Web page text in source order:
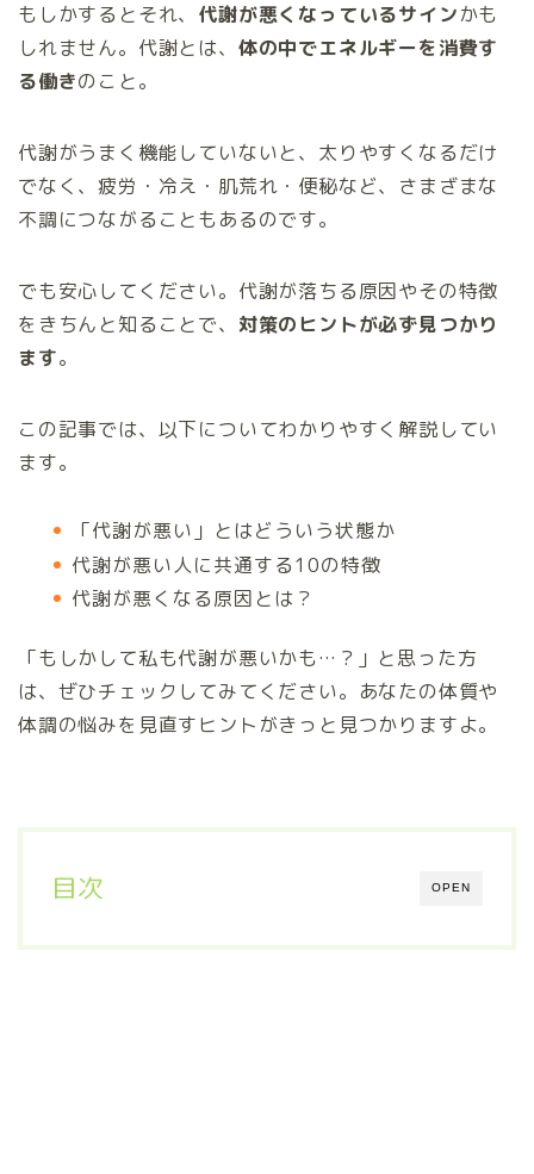
もしかするとそれ、 代謝が悪くなっているサインかも
しれません。代謝とは、 体の中でエネルギーを消費す
る働きのこと。
代謝がうまく機能していないと、太りやすくなるだけ
でなく、疲労・冷え・肌荒れ・便秘など、さまざまな
不調につながることもあるのです。
でも安心してください。代謝が落ちる原因やその特徴
をきちんと知ることで、 対策のヒントが必ず見つかり
ます。
この記事では、以下についてわかりやすく解説してい
ます。
「代謝が悪い」とはどういう状態か
代謝が悪い人に共通する10の特徴
代謝が悪くなる原因とは？
「もしかして私も代謝が悪いかも…？」と思った方
は、ぜひチェックしてみてください。あなたの体質や
体調の悩みを見直すヒントがきっと見つかりますよ。
OPEN
目次